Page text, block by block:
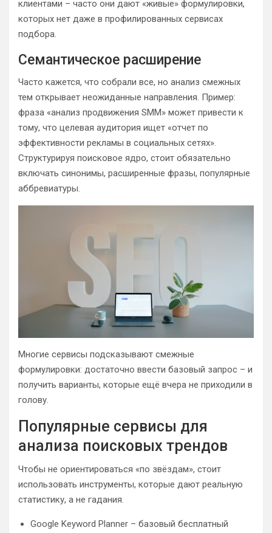
клиентами – часто они дают «живые» формулировки,
которых нет даже в профилированных сервисах
подбора.
Семантическое расширение
Часто кажется, что собрали все, но анализ смежных
тем открывает неожиданные направления. Пример:
фраза «анализ продвижения SMM» может привести к
тому, что целевая аудитория ищет «отчет по
эффективности рекламы в социальных сетях».
Структурируя поисковое ядро, стоит обязательно
включать синонимы, расширенные фразы, популярные
аббревиатуры.
Многие сервисы подсказывают смежные
формулировки: достаточно ввести базовый запрос – и
получить варианты, которые ещё вчера не приходили в
голову.
Популярные сервисы для
анализа поисковых трендов
Чтобы не ориентироваться «по звёздам», стоит
использовать инструменты, которые дают реальную
статистику, а не гадания.
Google Keyword Planner – базовый бесплатный